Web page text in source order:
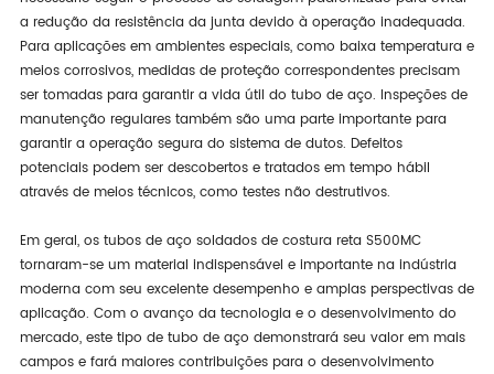
a redução da resistência da junta devido à operação inadequada.
Para aplicações em ambientes especiais, como baixa temperatura e
meios corrosivos, medidas de proteção correspondentes precisam
ser tomadas para garantir a vida útil do tubo de aço. Inspeções de
manutenção regulares também são uma parte importante para
garantir a operação segura do sistema de dutos. Defeitos
potenciais podem ser descobertos e tratados em tempo hábil
através de meios técnicos, como testes não destrutivos.
Em geral, os tubos de aço soldados de costura reta S500MC
tornaram-se um material indispensável e importante na indústria
moderna com seu excelente desempenho e amplas perspectivas de
aplicação. Com o avanço da tecnologia e o desenvolvimento do
mercado, este tipo de tubo de aço demonstrará seu valor em mais
campos e fará maiores contribuições para o desenvolvimento